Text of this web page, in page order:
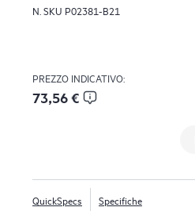
N. SKU P02381-B21
PREZZO INDICATIVO:
73,56 €
QuickSpecs Specifiche